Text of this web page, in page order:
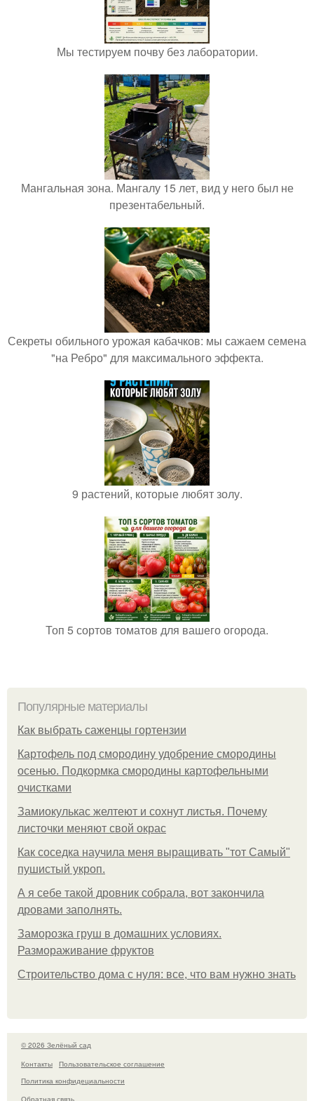
Мы тестируем почву без лаборатории.
Мангальная зона. Мангалу 15 лет, вид у него был не
презентабельный.
Секреты обильного урожая кабачков: мы сажаем семена
"на Ребро" для максимального эффекта.
9 растений, которые любят золу.
Топ 5 сортов томатов для вашего огорода.
Популярные материалы
Как выбрать саженцы гортензии
Картофель под смородину удобрение смородины
осенью. Подкормка смородины картофельными
очистками
Замиокулькас желтеют и сохнут листья. Почему
листочки меняют свой окрас
Как соседка научила меня выращивать "тот Самый"
пушистый укроп.
А я себе такой дровник собрала, вот закончила
дровами заполнять.
Заморозка груш в домашних условиях.
Размораживание фруктов
Строительство дома с нуля: все, что вам нужно знать
© 2026 Зелёный сад
Контакты
Пользовательское соглашение
Политика конфидециальности
Обратная связь